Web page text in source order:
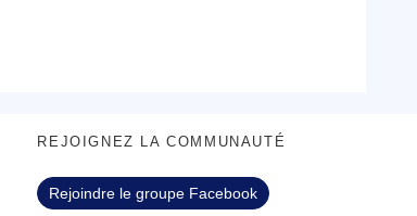
REJOIGNEZ LA COMMUNAUTÉ
Rejoindre le groupe Facebook